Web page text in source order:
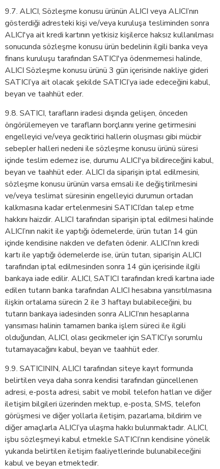
9.7. ALICI, Sözleşme konusu ürünün ALICI veya ALICI’nın
gösterdiği adresteki kişi ve/veya kuruluşa tesliminden sonra
ALICI'ya ait kredi kartının yetkisiz kişilerce haksız kullanılması
sonucunda sözleşme konusu ürün bedelinin ilgili banka veya
finans kuruluşu tarafından SATICI'ya ödenmemesi halinde,
ALICI Sözleşme konusu ürünü 3 gün içerisinde nakliye gideri
SATICI’ya ait olacak şekilde SATICI’ya iade edeceğini kabul,
beyan ve taahhüt eder.
9.8. SATICI, tarafların iradesi dışında gelişen, önceden
öngörülemeyen ve tarafların borçlarını yerine getirmesini
engelleyici ve/veya geciktirici hallerin oluşması gibi mücbir
sebepler halleri nedeni ile sözleşme konusu ürünü süresi
içinde teslim edemez ise, durumu ALICI'ya bildireceğini kabul,
beyan ve taahhüt eder. ALICI da siparişin iptal edilmesini,
sözleşme konusu ürünün varsa emsali ile değiştirilmesini
ve/veya teslimat süresinin engelleyici durumun ortadan
kalkmasına kadar ertelenmesini SATICI’dan talep etme
hakkını haizdir. ALICI tarafından siparişin iptal edilmesi halinde
ALICI’nın nakit ile yaptığı ödemelerde, ürün tutarı 14 gün
içinde kendisine nakden ve defaten ödenir. ALICI’nın kredi
kartı ile yaptığı ödemelerde ise, ürün tutarı, siparişin ALICI
tarafından iptal edilmesinden sonra 14 gün içerisinde ilgili
bankaya iade edilir. ALICI, SATICI tarafından kredi kartına iade
edilen tutarın banka tarafından ALICI hesabına yansıtılmasına
ilişkin ortalama sürecin 2 ile 3 haftayı bulabileceğini, bu
tutarın bankaya iadesinden sonra ALICI’nın hesaplarına
yansıması halinin tamamen banka işlem süreci ile ilgili
olduğundan, ALICI, olası gecikmeler için SATICI’yı sorumlu
tutamayacağını kabul, beyan ve taahhüt eder.
9.9. SATICININ, ALICI tarafından siteye kayıt formunda
belirtilen veya daha sonra kendisi tarafından güncellenen
adresi, e-posta adresi, sabit ve mobil telefon hatları ve diğer
iletişim bilgileri üzerinden mektup, e-posta, SMS, telefon
görüşmesi ve diğer yollarla iletişim, pazarlama, bildirim ve
diğer amaçlarla ALICI’ya ulaşma hakkı bulunmaktadır. ALICI,
işbu sözleşmeyi kabul etmekle SATICI’nın kendisine yönelik
yukarıda belirtilen iletişim faaliyetlerinde bulunabileceğini
kabul ve beyan etmektedir.